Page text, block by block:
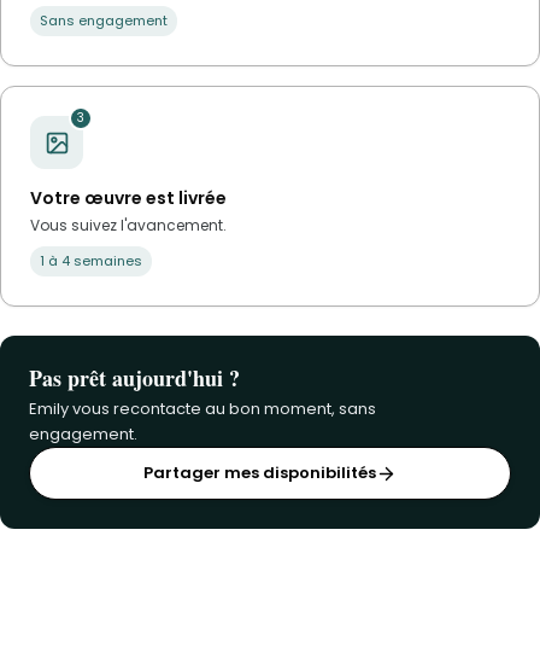
Sans engagement
3
Votre œuvre est livrée
Vous suivez l'avancement.
1 à 4 semaines
Pas prêt aujourd'hui ?
Emily vous recontacte au bon moment, sans
engagement.
Partager mes disponibilités